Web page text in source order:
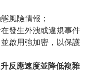
風險情報；
發生外洩或違規事件
啟用強加密，以保護
反應速度並降低複雜